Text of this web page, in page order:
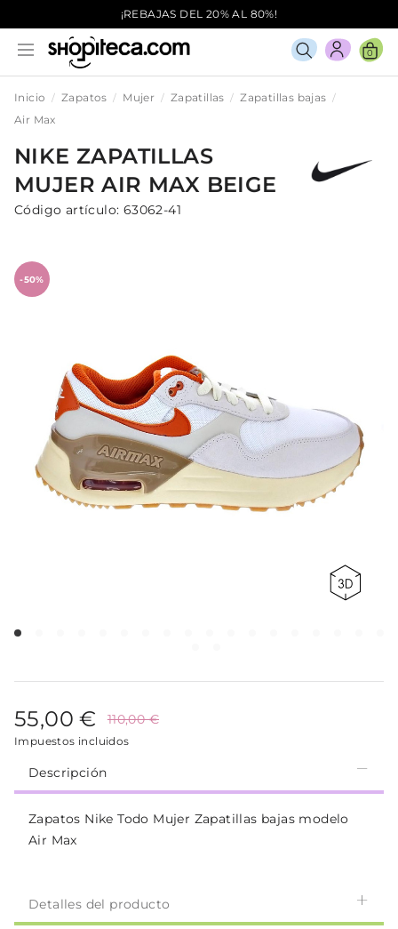
¡REBAJAS DEL 20% AL 80%!
0
Inicio Zapatos Mujer Zapatillas
Zapatillas bajas
Air Max
NIKE ZAPATILLAS
MUJERAIR MAX BEIGE
Código artículo: 63062-41
-50%
55,00 € 110,00 €
Impuestos incluidos
Descripción
Zapatos Nike Todo Mujer Zapatillas bajas modelo
Air Max
Detalles del producto